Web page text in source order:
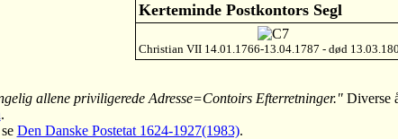
Kerteminde Postkontors Segl
Christian VII 14.01.1766-13.04.1787 - død
allene priviligerede Adresse=Contoirs Efterretninger."Diverse
.
Den Danske Postetat 1624-1927(1983).